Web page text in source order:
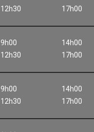
12h30
17h00
9h00
12h30
14h00
17h00
9h00
12h30
14h00
17h00